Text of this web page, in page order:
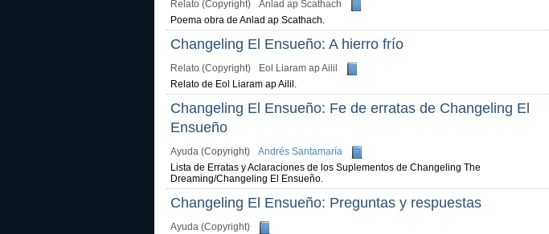
Relato (Copyright)
Anlad ap Scathach
Poema obra de Anlad ap Scathach.
Changeling El Ensueño: A hierro frío
Relato (Copyright)
Eol Liaram ap Ailil
Relato de Eol Liaram ap Ailil.
Changeling El Ensueño: Fe de erratas de Changeling El
Ensueño
Ayuda (Copyright)
Andrés Santamaría
Lista de Erratas y Aclaraciones de los Suplementos de Changeling The
Dreaming/Changeling El Ensueño.
Changeling El Ensueño: Preguntas y respuestas
Ayuda (Copyright)